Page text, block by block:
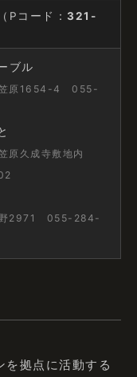
（Pコード： 321-
ブル
笠原1654-4 055-
原久成寺敷地内
野2971 055-284-
拠点に活動する